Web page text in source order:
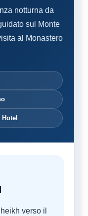
notturna da
sul Monte
al Monastero
verso il